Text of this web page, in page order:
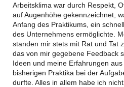
Arbeitsklima war durch Respekt,
auf Augenhöhe gekennzeichnet,
Anfang des Praktikums, ein
des Unternehmens ermöglichte.
standen mir stets mit Rat und Tat
das von mir gegebene Feedback
Ideen und meine Erfahrungen
bisherigen Praktika bei der
durfte. Alles in allem habe ich